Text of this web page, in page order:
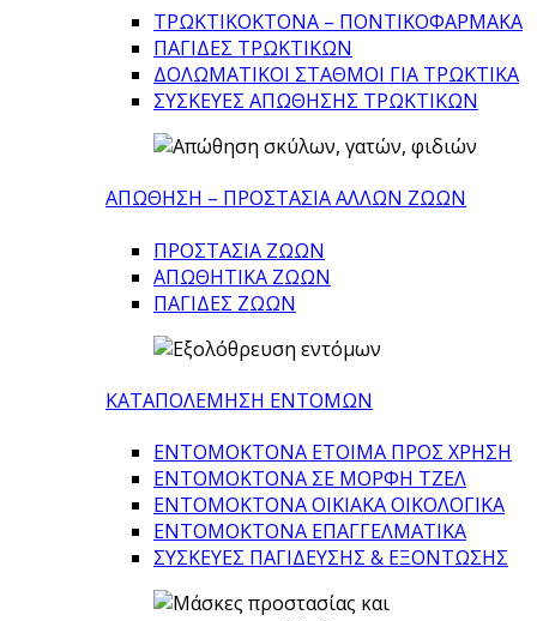
ΤΡΩΚΤΙΚΟΚΤΟΝΑ – ΠΟΝΤΙΚΟΦΑΡΜΑΚA
ΠΑΓΙΔΕΣ ΤΡΩΚΤΙΚΩΝ
ΔΟΛΩΜΑΤΙΚΟΙ ΣΤΑΘΜΟΙ ΓΙΑ ΤΡΩΚΤΙΚΑ
ΣΥΣΚΕΥΕΣ ΑΠΩΘΗΣΗΣ ΤΡΩΚΤΙΚΩΝ
ΑΠΩΘΗΣΗ – ΠΡΟΣΤΑΣΙΑ ΑΛΛΩΝ ΖΩΩΝ
ΠΡΟΣΤΑΣΙΑ ΖΩΩΝ
ΑΠΩΘΗΤΙΚΑ ΖΩΩΝ
ΠΑΓΙΔΕΣ ΖΩΩΝ
ΚΑΤΑΠΟΛΕΜΗΣΗ ΕΝΤΟΜΩΝ
ΕΝΤΟΜΟΚΤΟΝΑ ΕΤΟΙΜΑ ΠΡΟΣ ΧΡΗΣΗ
ΕΝΤΟΜΟΚΤΟΝΑ ΣΕ ΜΟΡΦΗ ΤΖΕΛ
ΕΝΤΟΜΟΚΤΟΝΑ ΟΙΚΙΑΚΑ ΟΙΚΟΛΟΓΙΚΑ
ΕΝΤΟΜΟΚΤΟΝΑ ΕΠΑΓΓΕΛΜΑΤΙΚΑ
ΣΥΣΚΕΥΕΣ ΠΑΓΙΔΕΥΣΗΣ & ΕΞΟΝΤΩΣΗΣ